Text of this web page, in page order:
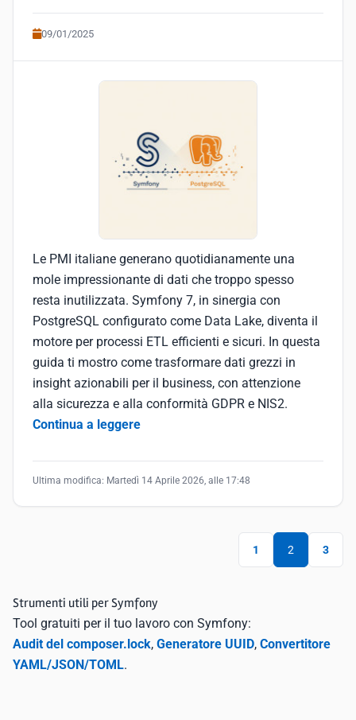
09/01/2025
Le PMI italiane generano quotidianamente una
mole impressionante di dati che troppo spesso
resta inutilizzata. Symfony 7, in sinergia con
PostgreSQL configurato come Data Lake, diventa il
motore per processi ETL efficienti e sicuri. In questa
guida ti mostro come trasformare dati grezzi in
insight azionabili per il business, con attenzione
alla sicurezza e alla conformità GDPR e NIS2.
Continua a leggere
Ultima modifica: Martedì 14 Aprile 2026, alle 17:48
1 2 3
Strumenti utili per Symfony
Tool gratuiti per il tuo lavoro con Symfony:
Audit del composer.lock, Generatore UUID, Convertitore
YAML/JSON/TOML.